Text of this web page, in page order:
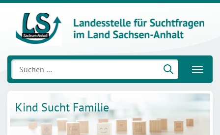
Suchen
nach:
Kind Sucht Familie